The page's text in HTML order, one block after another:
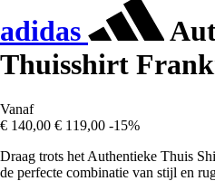
adidas
Thuisshirt
Vanaf
€ 140,00 € 119,00 -15%
Draag trots het Authentieke Thuis
de perfecte combinatie van stijl en